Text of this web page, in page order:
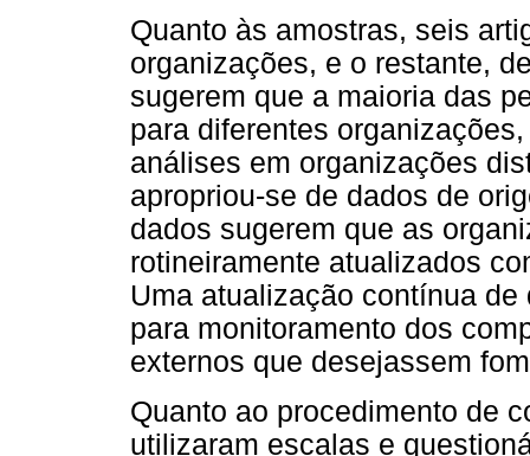
Quanto às amostras, seis
organizações, e o restante,
sugerem que a maioria das
para diferentes
análises em organizações
apropriou-se de dados de
dados sugerem que as
rotineiramente atualizados
Uma atualização contínua
para monitoramento dos
externos que desejassem
Quanto ao procedimento de
utilizaram escalas e